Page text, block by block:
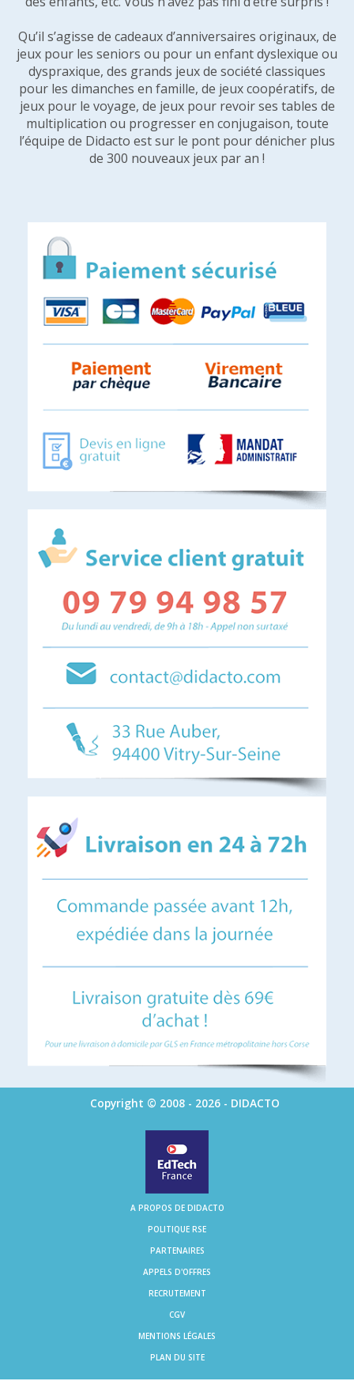
Qu’il s’agisse de cadeaux d’anniversaires originaux, de
jeux pour les seniors ou pour un enfant dyslexique ou
dyspraxique, des grands jeux de société classiques
pour les dimanches en famille, de jeux coopératifs, de
jeux pour le voyage, de jeux pour revoir ses tables de
multiplication ou progresser en conjugaison, toute
l’équipe de Didacto est sur le pont pour dénicher plus
de 300 nouveaux jeux par an !
Copyright © 2008 - 2026 - DIDACTO
A PROPOS DE DIDACTO
POLITIQUE RSE
PARTENAIRES
APPELS D'OFFRES
RECRUTEMENT
CGV
MENTIONS LÉGALES
PLAN DU SITE